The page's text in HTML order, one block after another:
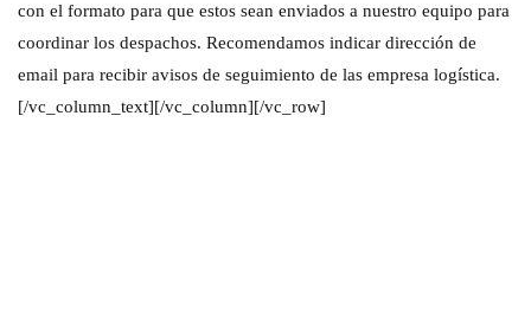
con el formato para que estos sean enviados a nuestro equipo para
coordinar los despachos. Recomendamos indicar dirección de
email para recibir avisos de seguimiento de las empresa logística.
[/vc_column_text][/vc_column][/vc_row]